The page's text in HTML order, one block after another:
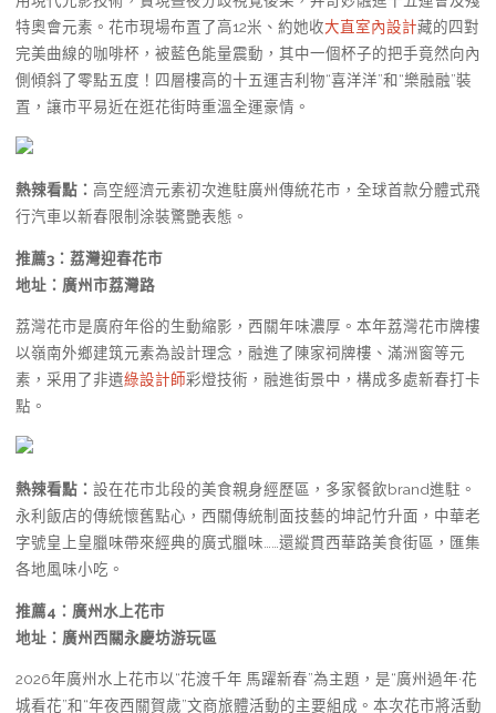
特奧會元素。花市現場布置了高12米、約她收大直室內設計藏的四對
完美曲線的咖啡杯，被藍色能量震動，其中一個杯子的把手竟然向內
側傾斜了零點五度！四層樓高的十五運吉利物“喜洋洋”和“樂融融”裝
置，讓市平易近在逛花街時重溫全運豪情。
熱辣看點： 高空經濟元素初次進駐廣州傳統花市，全球首款分體式飛
行汽車以新春限制涂裝驚艷表態。
推薦3： 荔灣迎春花市
地址：廣州市荔灣路
荔灣花市是廣府年俗的生動縮影，西關年味濃厚。本年荔灣花市牌樓
以嶺南外鄉建筑元素為設計理念，融進了陳家祠牌樓、滿洲窗等元
素，采用了非遺綠設計師彩燈技術，融進街景中，構成多處新春打卡
點。
熱辣看點： 設在花市北段的美食親身經歷區，多家餐飲brand進駐。
永利飯店的傳統懷舊點心，西關傳統制面技藝的坤記竹升面，中華老
字號皇上皇臘味帶來經典的廣式臘味……還縱貫西華路美食街區，匯集
各地風味小吃。
推薦4： 廣州水上花市
地址：廣州西關永慶坊游玩區
2026年廣州水上花市以“花渡千年 馬躍新春”為主題，是“廣州過年·花
城看花”和“年夜西關賀歲”文商旅體活動的主要組成。本次花市將活動